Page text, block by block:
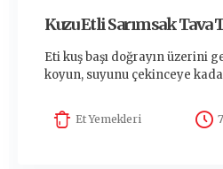
Kuzu Etli Sarımsak Tava
Eti kuş başı doğrayın üzerini
koyun, suyunu çekinceye
Et Yemekleri